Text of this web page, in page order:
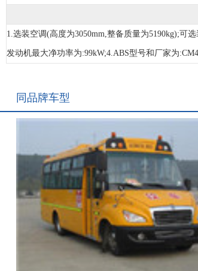
1.选装空调(高度为3050mm,整备质量为5190kg);可
发动机最大净功率为:99kW;4.ABS型号和厂家为
同品牌车型